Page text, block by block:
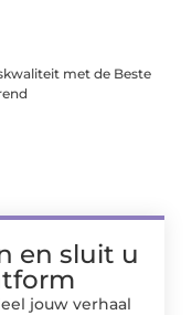
met de Beste
en sluit u
jouw verhaal